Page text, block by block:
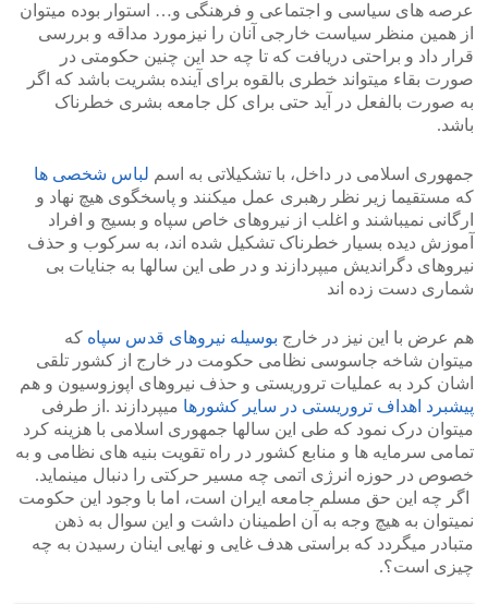
عرصه های سیاسی و اجتماعی و فرهنگی و… استوار بوده میتوان
از همین منظر سیاست خارجی آنان را نیزمورد مداقه و بررسی
قرار داد و براحتی دریافت که تا چه حد این چنین حکومتی در
صورت بقاء میتواند خطری بالقوه برای آینده بشریت باشد که اگر
به صورت بالفعل در آید حتی برای کل جامعه بشری خطرناک
باشد.
جمهوری اسلامی در داخل، با تشکیلاتی به اسم لباس شخصی ها
که مستقیما زیر نظر رهبری عمل میکنند و پاسخگوی هیچ نهاد و
ارگانی نمیباشند و اغلب از نیروهای خاص سپاه و بسیج و افراد
آموزش دیده بسیار خطرناک تشکیل شده اند، به سرکوب و حذف
نیروهای دگراندیش میپردازند و در طی این سالها به جنایات بی
شماری دست زده اند
هم عرض با این نیز در خارج بوسیله نیروهای قدس سپاه که
میتوان شاخه جاسوسی نظامی حکومت در خارج از کشور تلقی
اشان کرد به عملیات تروریستی و حذف نیروهای اپوزوسیون و هم
پیشبرد اهداف تروریستی در سایر کشورها میپردازند .از طرفی
میتوان درک نمود که طی این سالها جمهوری اسلامی با هزینه کرد
تمامی سرمایه ها و منابع کشور در راه تقویت بنیه های نظامی و به
خصوص در حوزه انرژی اتمی چه مسیر حرکتی را دنبال مینماید.
اگر چه این حق مسلم جامعه ایران است، اما با وجود این حکومت
نمیتوان به هیچ وجه به آن اطمینان داشت و این سوال به ذهن
متبادر میگردد که براستی هدف غایی و نهایی اینان رسیدن به چه
چیزی است؟.